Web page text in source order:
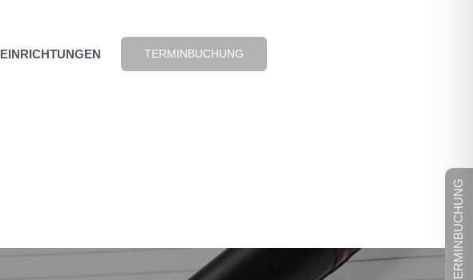
EINRICHTUNGEN TERMINBUCHUNG
TERMINBUCHUNG